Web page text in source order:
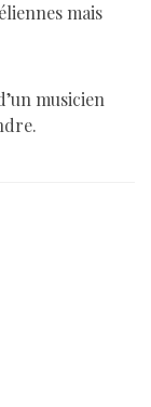
mais
musicien